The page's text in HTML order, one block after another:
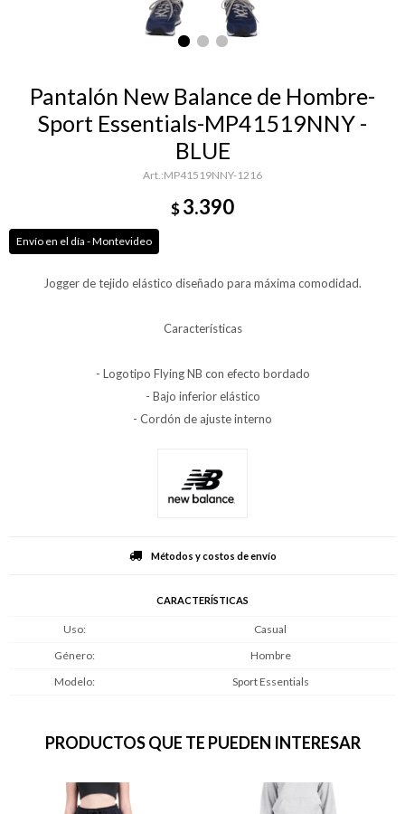
Pantalón New Balance de Hombre-
Sport Essentials-MP41519NNY -
BLUE
MP41519NNY-1216
$3.390
Envío en el día - Montevideo
Jogger de tejido elástico diseñado para máxima comodidad.
Características
- Logotipo Flying NB con efecto bordado
- Bajo inferior elástico
- Cordón de ajuste interno
Métodos y costos de envío
CARACTERÍSTICAS
Uso
Casual
Género
Hombre
Modelo
Sport Essentials
PRODUCTOS QUE TE PUEDEN INTERESAR